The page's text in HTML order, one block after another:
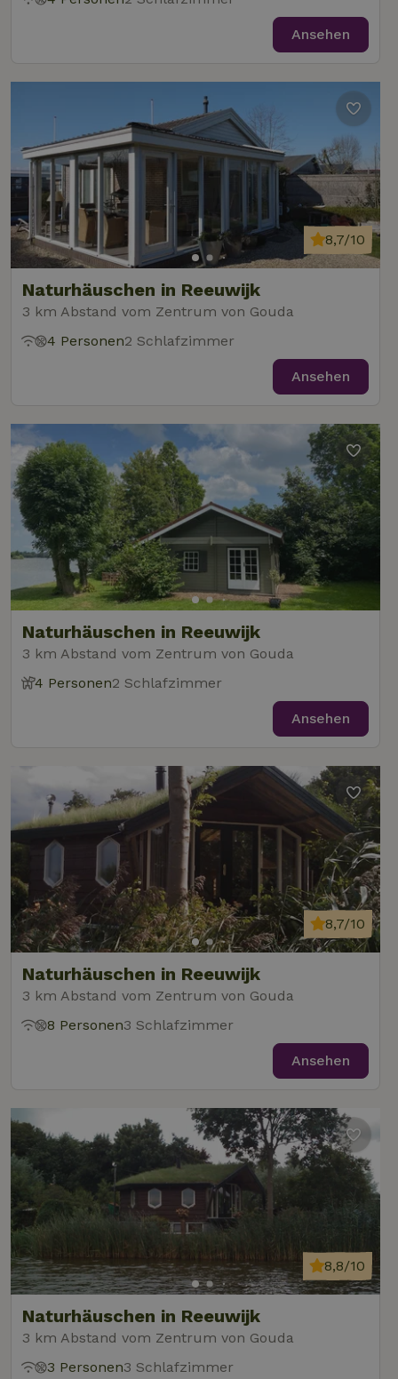
Ansehen
Naturhäuschen in Reeuwijk
3 km Abstand vom Zentrum von Gouda
8,7/10
4 Personen2 Schlafzimmer
Ansehen
Naturhäuschen in Reeuwijk
3 km Abstand vom Zentrum von Gouda
4 Personen2 Schlafzimmer
Ansehen
Naturhäuschen in Reeuwijk
3 km Abstand vom Zentrum von Gouda
8,7/10
8 Personen3 Schlafzimmer
Ansehen
Naturhäuschen in Reeuwijk
3 km Abstand vom Zentrum von Gouda
8,8/10
3 Personen3 Schlafzimmer